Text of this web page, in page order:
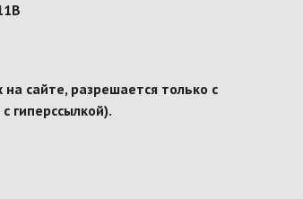
сайте, разрешается только с
гиперссылкой).